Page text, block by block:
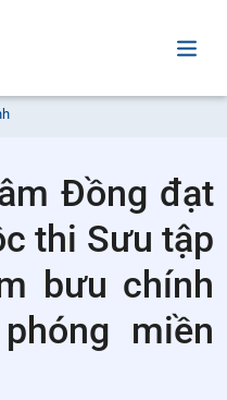
Đồng đạt
thi Sưu tập
bưu chính
miền